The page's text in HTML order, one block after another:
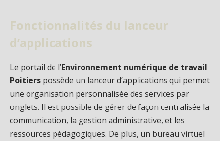
Fonctionnalités du lanceur
d’applications
Le portail de l’Environnement numérique de travail
Poitiers possède un lanceur d’applications qui permet
une organisation personnalisée des services par
onglets. Il est possible de gérer de façon centralisée la
communication, la gestion administrative, et les
ressources pédagogiques. De plus, un bureau virtuel